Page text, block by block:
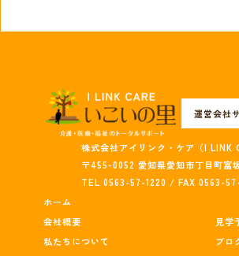
運営会社
株式会社アイリンク・ケア（I LINK
〒455-0052 愛知県愛知市丁目町富
TEL 0563-57-1220 / FAX 0563-
ホーム
会社概要
私たちについて
見学
ブロ